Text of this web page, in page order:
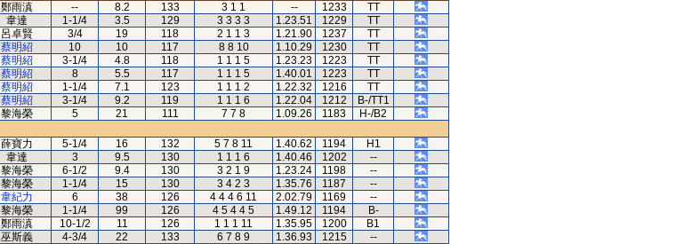
鄭雨滇 -- 8.2 133 3 1 1 -- 1233
TT
韋達 1-1/4 3.5 129 3 3 3 3 1.23.51 1229
TT
呂卓賢 3/4 19 118 2 1 1 3 1.21.90 1237
TT
蔡明紹 10 10 117 8 8 10 1.10.29 1230
TT
蔡明紹 3-1/4 4.8 118 1 1 1 5 1.23.23 1223
TT
蔡明紹 8 5.5 117 1 1 1 5 1.40.01 1223
TT
蔡明紹 1-1/4 7.1 123 1 1 1 2 1.22.32 1216
TT
蔡明紹 3-1/4 9.2 119 1 1 1 6 1.22.04 1212
B-/TT1
黎海榮 5 21 111 7 7 8 1.09.26 1183
H-/B2
薛寶力 5-1/4 16 132 5 7 8 11 1.40.62 1194
H1
韋達 3 9.5 130 1 1 1 6 1.40.46 1202
--
黎海榮 6-1/2 9.4 130 3 2 1 9 1.23.24 1198
--
黎海榮 1-1/4 15 130 3 4 2 3 1.35.76 1187
--
韋紀力 6 38 126 4 4 4 6 11 2.02.79 1169
--
黎海榮 1-1/4 99 126 4 5 4 4 5 1.49.12 1194
B-
鄭雨滇 10-1/2 11 126 1 1 1 11 1.35.95 1200
B1
巫斯義 4-3/4 22 133 6 7 8 9 1.36.93 1215
--